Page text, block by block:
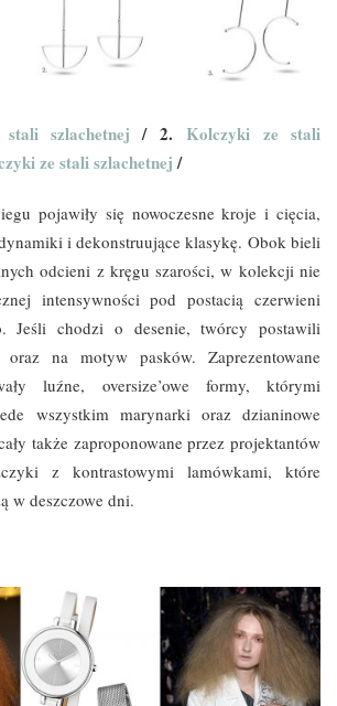
szlachetnej / 2.Kolczyki ze stali
ze stali szlachetnej/
pojawiły się nowoczesne kroje i cięcia,
i dekonstruujące klasykę. Obok bieli
odcieni z kręgu szarości, w kolekcji nie
intensywności pod postacią czerwieni
Jeśli chodzi o desenie, twórcy postawili
na motyw pasków. Zaprezentowane
luźne, oversize’owe formy, którymi
wszystkim marynarki oraz dzianinowe
także zaproponowane przez projektantów
z kontrastowymi lamówkami, które
w deszczowe dni.